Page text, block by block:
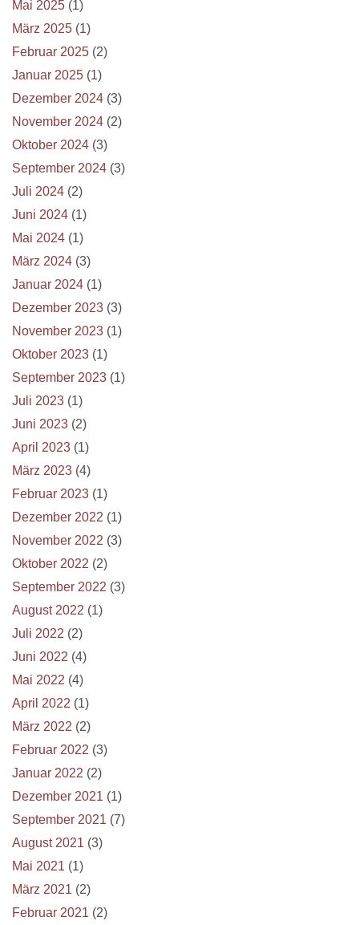
Mai 2025 (1)
März 2025 (1)
Februar 2025 (2)
Januar 2025 (1)
Dezember 2024 (3)
November 2024 (2)
Oktober 2024 (3)
September 2024 (3)
Juli 2024 (2)
Juni 2024 (1)
Mai 2024 (1)
März 2024 (3)
Januar 2024 (1)
Dezember 2023 (3)
November 2023 (1)
Oktober 2023 (1)
September 2023 (1)
Juli 2023 (1)
Juni 2023 (2)
April 2023 (1)
März 2023 (4)
Februar 2023 (1)
Dezember 2022 (1)
November 2022 (3)
Oktober 2022 (2)
September 2022 (3)
August 2022 (1)
Juli 2022 (2)
Juni 2022 (4)
Mai 2022 (4)
April 2022 (1)
März 2022 (2)
Februar 2022 (3)
Januar 2022 (2)
Dezember 2021 (1)
September 2021 (7)
August 2021 (3)
Mai 2021 (1)
März 2021 (2)
Februar 2021 (2)